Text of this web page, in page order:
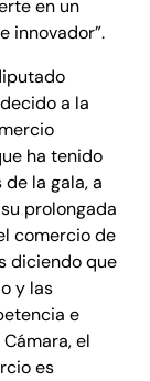
en un
innovador”.
a la
ha tenido
la gala, a
prolongada
comercio de
diciendo que
y las
e
el
es